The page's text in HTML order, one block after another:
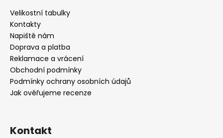
Velikostní tabulky
Kontakty
Napiště nám
Doprava a platba
Reklamace a vrácení
Obchodní podmínky
Podmínky ochrany osobních údajů
Jak ověřujeme recenze
Kontakt